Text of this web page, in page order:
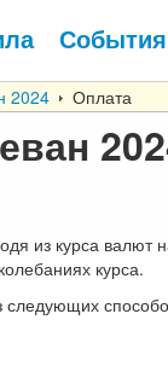
События
2024 Оплата
из курса
курса.
следующих